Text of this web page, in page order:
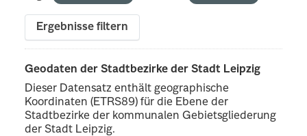
Ergebnisse filtern
Geodaten der Stadtbezirke der Stadt Leipzig
Dieser Datensatz enthält geographische
Koordinaten (ETRS89) für die Ebene der
Stadtbezirke der kommunalen Gebietsgliederung
der Stadt Leipzig.